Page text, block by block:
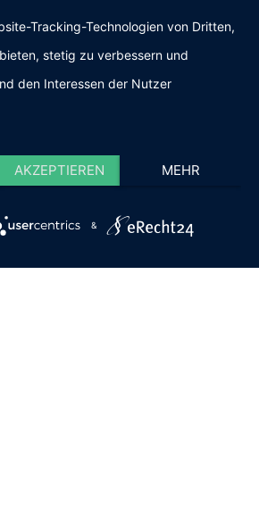
Tracking-Technologien von Dritten,
stetig zu verbessern und
den Interessen der Nutzer
AKZEPTIEREN MEHR
&